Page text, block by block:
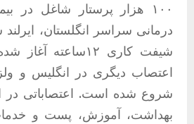
۱۰۰ هزار پرستار شاغل در
درمانی سراسر انگلستان،
شیفت کاری ۱۲ساعته
اعتصاب دیگری در انگلیس و
شروع شده است. اعتصاباتی در
بهداشت، آموزش، پست و